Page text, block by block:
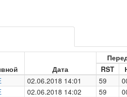
Дата RST
02.06.2018 14:01 59
02.06.2018 14:02 59